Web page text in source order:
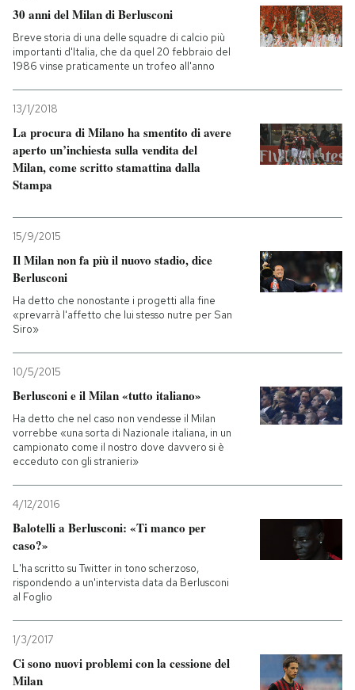
I MIEI PREFERITI
SHOP
CALENDARIO
AREA PERSONALE
30 anni del Milan di Berlusconi
Breve storia di una delle squadre di calcio più
importanti d'Italia, che da quel 20 febbraio del
1986 vinse praticamente un trofeo all'anno
13/1/2018
La procura di Milano ha smentito di avere
aperto un’inchiesta sulla vendita del
Milan, come scritto stamattina dalla
Stampa
15/9/2015
Il Milan non fa più il nuovo stadio, dice
Berlusconi
Ha detto che nonostante i progetti alla fine
«prevarrà l'affetto che lui stesso nutre per San
Siro»
10/5/2015
Berlusconi e il Milan «tutto italiano»
Ha detto che nel caso non vendesse il Milan
vorrebbe «una sorta di Nazionale italiana, in un
campionato come il nostro dove davvero si è
ecceduto con gli stranieri»
4/12/2016
Balotelli a Berlusconi: «Ti manco per
caso?»
L'ha scritto su Twitter in tono scherzoso,
rispondendo a un'intervista data da Berlusconi
al Foglio
1/3/2017
Ci sono nuovi problemi con la cessione del
Milan